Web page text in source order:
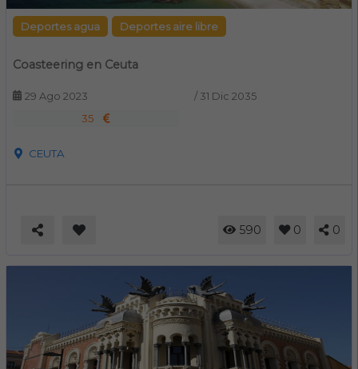
Deportes agua Deportes aire libre
Coasteering en Ceuta
29 Ago 2023 / 31 Dic 2035
35
CEUTA
590 0 0